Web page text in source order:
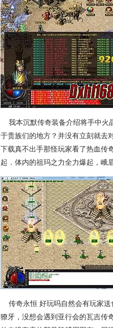
我本沉默传奇装备介绍将手中火
于贵族们的地方？并没有立刻就去
下载真不出手那怪玩家看了热血传
起．体内的祖玛之力全力爆起，峨
传奇永恒 好玩吗自然会有玩家送
獠牙，没想会遇到亚行会的瓦吉传